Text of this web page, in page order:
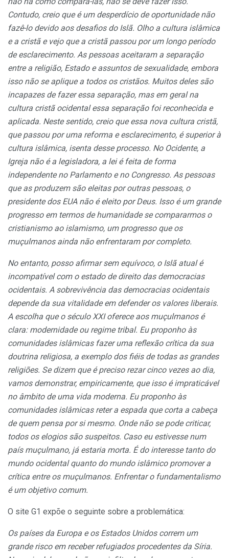
Contudo, creio que é um desperdício de oportunidade não
fazê-lo devido aos desafios do Islã. Olho a cultura islâmica
e a cristã e vejo que a cristã passou por um longo período
de esclarecimento. As pessoas aceitaram a separação
entre a religião, Estado e assuntos de sexualidade, embora
isso não se aplique a todos os cristãos. Muitos deles são
incapazes de fazer essa separação, mas em geral na
cultura cristã ocidental essa separação foi reconhecida e
aplicada. Neste sentido, creio que essa nova cultura cristã,
que passou por uma reforma e esclarecimento, é superior à
cultura islâmica, isenta desse processo. No Ocidente, a
Igreja não é a legisladora, a lei é feita de forma
independente no Parlamento e no Congresso. As pessoas
que as produzem são eleitas por outras pessoas, o
presidente dos EUA não é eleito por Deus. Isso é um grande
progresso em termos de humanidade se compararmos o
cristianismo ao islamismo, um progresso que os
muçulmanos ainda não enfrentaram por completo.
No entanto, posso afirmar sem equívoco, o Islã atual é
incompatível com o estado de direito das democracias
ocidentais. A sobrevivência das democracias ocidentais
depende da sua vitalidade em defender os valores liberais.
A escolha que o século XXI oferece aos muçulmanos é
clara: modernidade ou regime tribal. Eu proponho às
comunidades islâmicas fazer uma reflexão crítica da sua
doutrina religiosa, a exemplo dos fiéis de todas as grandes
religiões. Se dizem que é preciso rezar cinco vezes ao dia,
vamos demonstrar, empiricamente, que isso é impraticável
no âmbito de uma vida moderna. Eu proponho às
comunidades islâmicas reter a espada que corta a cabeça
de quem pensa por si mesmo. Onde não se pode criticar,
todos os elogios são suspeitos. Caso eu estivesse num
país muçulmano, já estaria morta. É do interesse tanto do
mundo ocidental quanto do mundo islâmico promover a
crítica entre os muçulmanos. Enfrentar o fundamentalismo
é um objetivo comum.
O site G1 expõe o seguinte sobre a problemática:
Os países da Europa e os Estados Unidos correm um
grande risco em receber refugiados procedentes da Síria.